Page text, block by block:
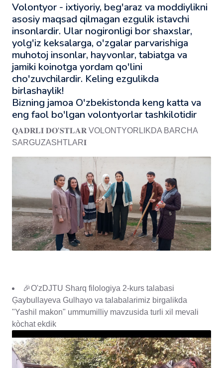
Volontyor - ixtiyoriy, beg'araz va moddiylikni
asosiy maqsad qilmagan ezgulik istavchi
insonlardir. Ular nogironligi bor shaxslar,
yolg'iz keksalarga, o'zgalar parvarishiga
muhotoj insonlar, hayvonlar, tabiatga va
jamiki koinotga yordam qo'lini
cho'zuvchilardir. Keling ezgulikda
birlashaylik!
Bizning jamoa O'zbekistonda keng katta va
eng faol bo'lgan volontyorlar tashkilotidir️
𝐐𝐀𝐃𝐑𝐋𝐈 𝐃𝐎ʻ𝐒𝐓𝐋𝐀𝐑 VOLONTYORLIKDA BARCHA
SARGUZASHTLAR𝐈
🎉O'zDJTU Sharq filologiya 2-kurs talabasi
Ģaybullayeva Gulhayo va talabalarimiz birgalikda
"Yashil makon" ummumilliy mavzusida turli xil mevali
kòchat ekdik